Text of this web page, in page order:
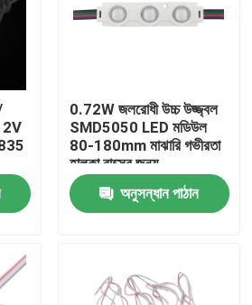
0.72W জলরোধী উচ্চ উজ্জ্বল
SMD5050 LED মডিউল
80-180mm মাঝারি গভীরতা
হালকা বাক্সের জন্য
অনুসন্ধান পাঠান